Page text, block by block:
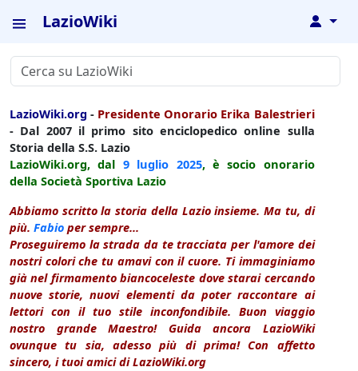
LazioWiki ↓
LazioWiki.org - Presidente Onorario Erika Balestrieri
- Dal 2007 il primo sito enciclopedico online sulla
Storia della S.S. Lazio
LazioWiki.org, dal 9 luglio 2025, è socio onorario
della Società Sportiva Lazio
Abbiamo scritto la storia della Lazio insieme. Ma tu, di
più. Fabio per sempre...
Proseguiremo la strada da te tracciata per l'amore dei
nostri colori che tu amavi con il cuore. Ti immaginiamo
già nel firmamento biancoceleste dove starai cercando
nuove storie, nuovi elementi da poter raccontare ai
lettori con il tuo stile inconfondibile. Buon viaggio
nostro grande Maestro! Guida ancora LazioWiki
ovunque tu sia, adesso più di prima! Con affetto
sincero, i tuoi amici di LazioWiki.org